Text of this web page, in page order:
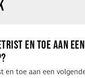
EN TOE AAN EEN